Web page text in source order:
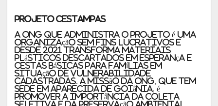
Projeto Cestampas
A ONG que administra o projeto é uma
organização sem fins lucrativos e
desde 2021 transforma materiais
plásticos descartados em esperança e
cestas básicas para famílias em
situação de vulnerabilidade
cadastradas. A missão da ONG, que tem
sede em Aparecida de Goiânia, é
promover a importância da coleta
seletiva e da preservação ambiental.